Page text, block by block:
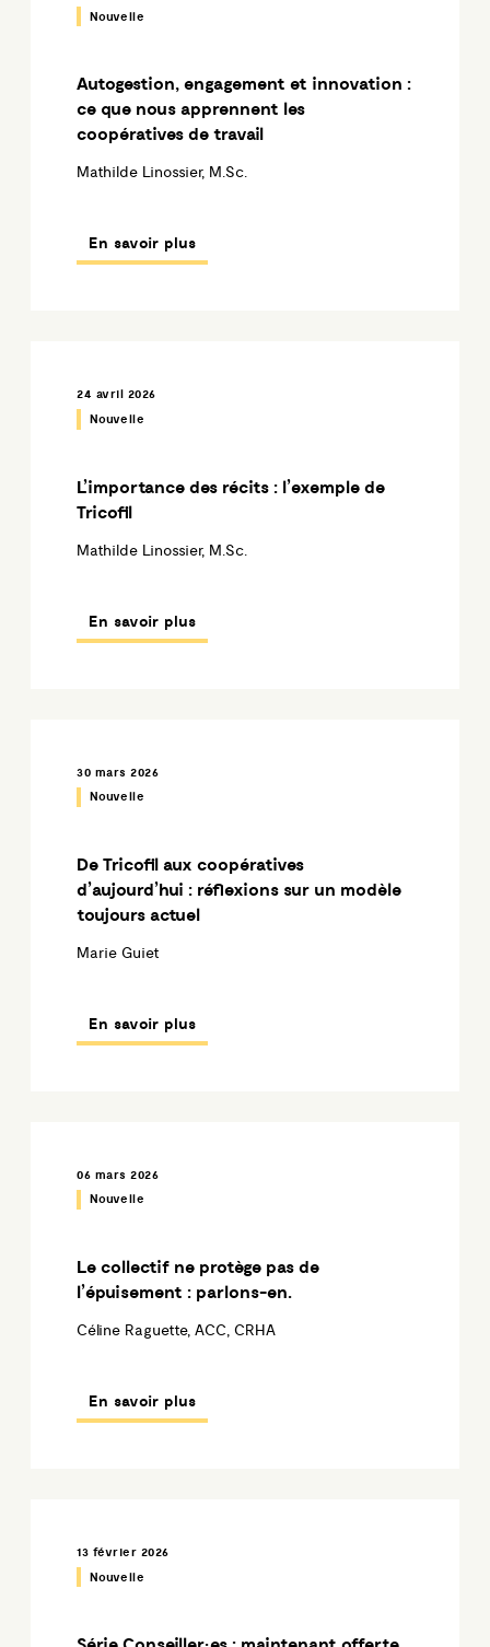
Nouvelle
Autogestion, engagement et innovation :
ce que nous apprennent les
coopératives de travail
Mathilde Linossier, M.Sc.
En savoir plus
24 avril 2026
Nouvelle
L’importance des récits : l’exemple de
Tricofil
Mathilde Linossier, M.Sc.
En savoir plus
30 mars 2026
Nouvelle
De Tricofil aux coopératives
d’aujourd’hui : réflexions sur un modèle
toujours actuel
Marie Guiet
En savoir plus
06 mars 2026
Nouvelle
Le collectif ne protège pas de
l’épuisement : parlons-en.
Céline Raguette, ACC, CRHA
En savoir plus
13 février 2026
Nouvelle